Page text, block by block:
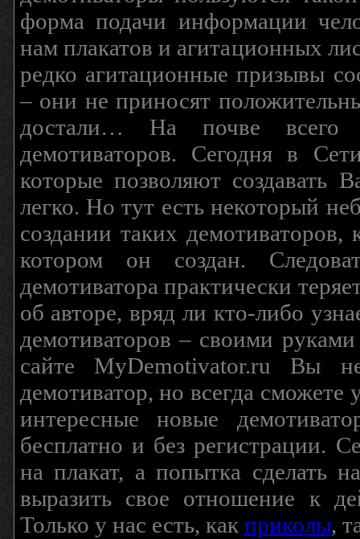
форма подачи информации
нам плакатов и агитационных
редко агитационные призывы
– они не приносят
достали… На почве всего
демотиваторов. Сегодня в
которые позволяют создавать
легко. Но тут есть некоторый
создании таких
котором он создан.
демотиватора практически
об авторе, вряд ли кто-либо
демотиваторов – своими
сайте MyDemotivator.ru Вы
демотиватор, но всегда сможете
интересные новые
бесплатно и без регистрации.
на плакат, а попытка
выразить свое отношение к
Только у нас есть, как приколы,